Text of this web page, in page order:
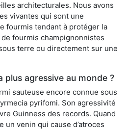
architecturales. Nous avons
vivantes qui sont une
fourmis tendant à protéger la
fourmis champignonnistes
terre ou directement sur une
plus agressive au monde ?
sauteuse encore connue sous
pyrifomi. Son agressivité
Guinness des records. Quand
venin qui cause d’atroces